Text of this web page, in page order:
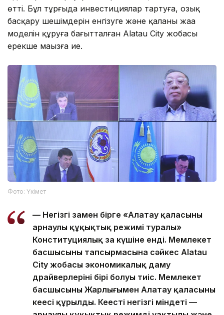
өтті. Бұл тұрғыда инвестициялар тартуға, озық
басқару шешімдерін енгізуге және қаланың жаңа
моделін құруға бағытталған Alatau City жобасы
ерекше маңызға ие.
Фото: Үкімет
— Негізгі заңмен бірге «Алатау қаласының
арнаулы құқықтық режимі туралы»
Конституциялық заң күшіне енді. Мемлекет
басшысының тапсырмасына сәйкес Alatau
City жобасы экономикалық даму
драйверлерінің бірі болуы тиіс. Мемлекет
басшысының Жарлығымен Алатау қаласының
кеңесі құрылды. Кеңестің негізгі міндеті —